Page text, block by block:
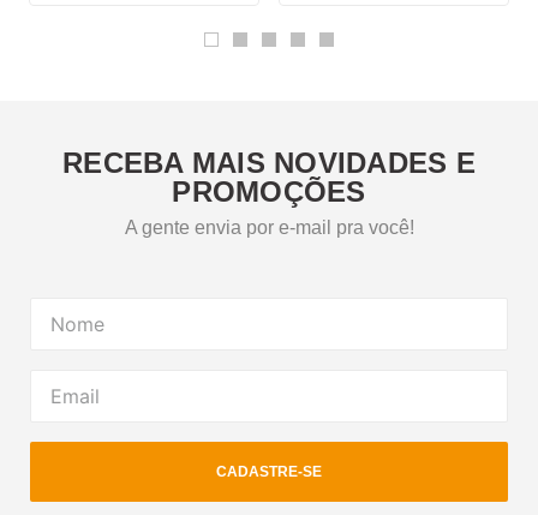
RECEBA MAIS NOVIDADES E
PROMOÇÕES
A gente envia por e-mail pra você!
CADASTRE-SE